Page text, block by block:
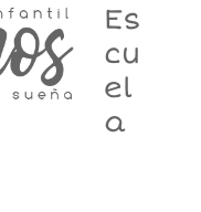
Es
cu
el
a